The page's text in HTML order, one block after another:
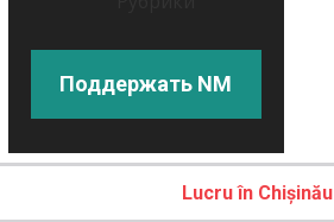
Поддержать NM
Lucru în Chișinău